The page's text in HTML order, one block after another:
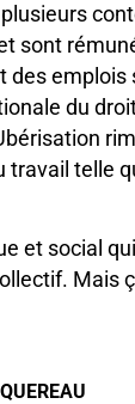
sont
du
telle
et social
Mais